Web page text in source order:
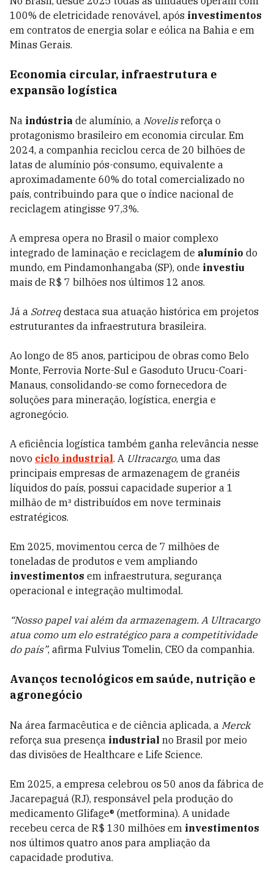
100% de eletricidade renovável, após investimentos
em contratos de energia solar e eólica na Bahia e em
Minas Gerais.
Economia circular, infraestrutura e
expansão logística
Na indústria de alumínio, a Novelisreforça o
protagonismo brasileiro em economia circular. Em
2024, a companhia reciclou cerca de 20 bilhões de
latas de alumínio pós-consumo, equivalente a
aproximadamente 60% do total comercializado no
país, contribuindo para que o índice nacional de
reciclagem atingisse 97,3%.
A empresa opera no Brasil o maior complexo
integrado de laminação e reciclagem de alumínio do
mundo, em Pindamonhangaba (SP), onde investiu
mais de R$ 7 bilhões nos últimos 12 anos.
Já a Sotreq destaca sua atuação histórica em projetos
estruturantes da infraestrutura brasileira.
Ao longo de 85 anos, participou de obras como Belo
Monte, Ferrovia Norte-Sul e Gasoduto Urucu-Coari-
Manaus, consolidando-se como fornecedora de
soluções para mineração, logística, energia e
agronegócio.
A eficiência logística também ganha relevância nesse
novo ciclo industrial. A Ultracargo, uma das
principais empresas de armazenagem de granéis
líquidos do país, possui capacidade superior a 1
milhão de m³ distribuídos em nove terminais
estratégicos.
Em 2025, movimentou cerca de 7 milhões de
toneladas de produtos e vem ampliando
investimentos em infraestrutura, segurança
operacional e integração multimodal.
“Nosso papel vai além da armazenagem. A Ultracargo
atua como um elo estratégico para a competitividade
do país”, afirma Fulvius Tomelin, CEO da companhia.
Avanços tecnológicos em saúde, nutrição e
agronegócio
Na área farmacêutica e de ciência aplicada, a Merck
reforça sua presença industrial no Brasil por meio
das divisões de Healthcare e Life Science.
Em 2025, a empresa celebrou os 50 anos da fábrica de
Jacarepaguá (RJ), responsável pela produção do
medicamento Glifage® (metformina). A unidade
recebeu cerca de R$ 130 milhões em investimentos
nos últimos quatro anos para ampliação da
capacidade produtiva.